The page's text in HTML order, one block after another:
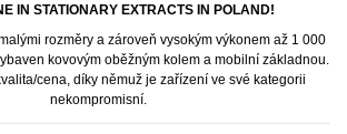
IN STATIONARY EXTRACTS IN POLAND!
rozměry a zároveň vysokým výkonem až 1 000
kovovým oběžným kolem a mobilní základnou.
cena, díky němuž je zařízení ve své kategorii
nekompromisní.